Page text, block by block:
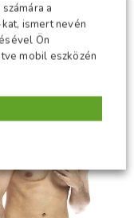
a
ismert nevén
Ön
mobil eszközén